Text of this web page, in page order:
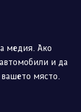
медия. Ако
и да
място.